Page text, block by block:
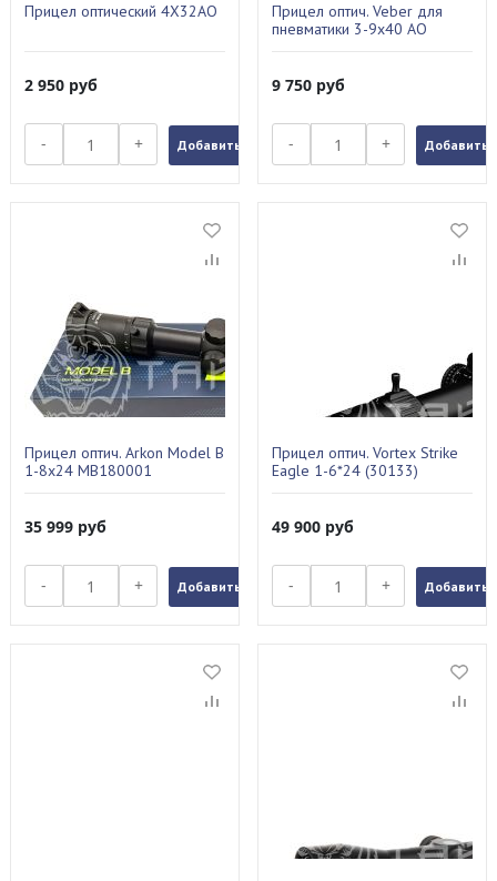
Прицел оптический 4X32AO
2 950 руб
- + Добавить в заказ
Прицел оптич. Veber для
пневматики 3-9x40 AO
9 750 руб
- + Добавить
Прицел оптич. Arkon Model B
1-8x24 MB180001
35 999 руб
- + Добавить в заказ
Прицел оптич. Vortex Strike
Eagle 1-6*24 (30133)
49 900 руб
- + Добавить